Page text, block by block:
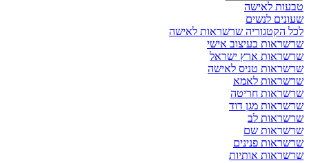
טבעות לאישה
שעונים לנשים
לכל הקטגוריה שרשראות לאישה
שרשראות בעיצוב אישי
שרשראות ארץ ישראל
שרשראות טניס לאישה
שרשראות לאמא
שרשראות חריטה
שרשראות מגן דוד
שרשראות לב
שרשראות שם
שרשראות פנינים
שרשראות אותיות